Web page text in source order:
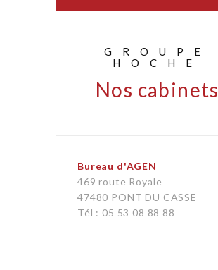
GROUPE
HOCHE
Nos cabinets
Bureau d'AGEN
469 route Royale
47480 PONT DU CASSE
Tél : 05 53 08 88 88